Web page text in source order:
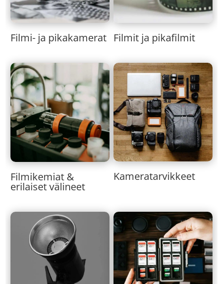
Filmi- ja pikakamerat Filmit ja pikafilmit
Filmikemiat &
erilaiset välineet
Kameratarvikkeet